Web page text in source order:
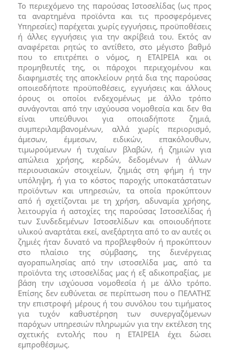
Το περιεχόμενο της παρούσας Ιστοσελίδας (ως προς
τα αναρτημένα προϊόντα και τις προσφερόμενες
Υπηρεσίες) παρέχεται χωρίς εγγυήσεις, προϋποθέσεις
ή άλλες εγγυήσεις για την ακρίβειά του. Εκτός αν
αναφέρεται ρητώς το αντίθετο, στο μέγιστο βαθμό
που το επιτρέπει ο νόμος, η ΕΤΑΙΡΕΙΑ και οι
προμηθευτές της, οι πάροχοι περιεχομένου και
διαφημιστές της αποκλείουν ρητά δια της παρούσας
οποιεσδήποτε προϋποθέσεις, εγγυήσεις και άλλους
όρους οι οποίοι ενδεχομένως με άλλο τρόπο
συνάγονται από την ισχύουσα νομοθεσία και δεν θα
είναι υπεύθυνοι για οποιαδήποτε ζημιά,
συμπεριλαμβανομένων, αλλά χωρίς περιορισμό,
άμεσων, έμμεσων, ειδικών, επακόλουθων,
τιμωρούμενων ή τυχαίων βλαβών, ή ζημιών για
απώλεια χρήσης, κερδών, δεδομένων ή άλλων
περιουσιακών στοιχείων, ζημιάς στη φήμη ή την
υπόληψη, ή για το κόστος παροχής υποκατάστατων
προϊόντων και υπηρεσιών, τα οποία προκύπτουν
από ή σχετίζονται με τη χρήση, αδυναμία χρήσης,
λειτουργία ή αστοχίες της παρούσας Ιστοσελίδας ή
των Συνδεδεμένων Ιστοσελίδων και οποιουδήποτε
υλικού αναρτάται εκεί, ανεξάρτητα από το αν αυτές οι
ζημιές ήταν δυνατό να προβλεφθούν ή προκύπτουν
στο πλαίσιο της σύμβασης, της διενέργειας
αγοραπωλησίας από την ιστοσελίδα μας, από τα
προϊόντα της ιστοσελίδας μας ή εξ αδικοπραξίας, με
βάση την ισχύουσα νομοθεσία ή με άλλο τρόπο.
Επίσης δεν ευθύνεται σε περίπτωση που ο ΠΕΛΑΤΗΣ
την επιστροφή μέρους ή του συνόλου του τιμήματος
για τυχόν καθυστέρηση των συνεργαζόμενων
παρόχων υπηρεσιών πληρωμών για την εκτέλεση της
σχετικής εντολής που η ΕΤΑΙΡΕΙΑ έχει δώσει
εμπροθέσμως.